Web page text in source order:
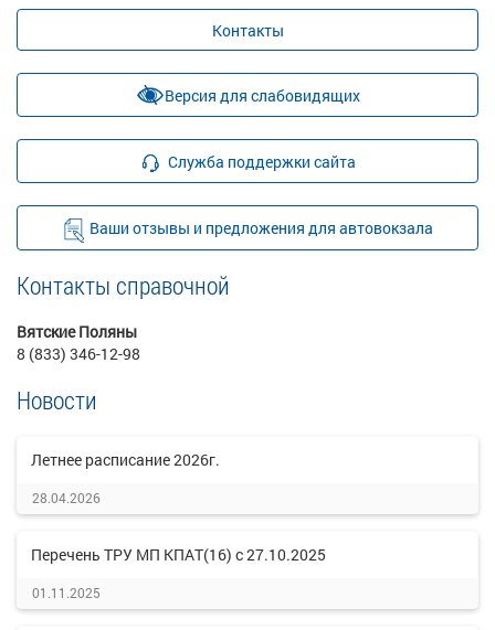
Контакты
Версия для слабовидящих
Служба поддержки сайта
Ваши отзывы и предложения для автовокзала
Контакты справочной
Вятские Поляны
8 (833) 346-12-98
Новости
Летнее расписание 2026г.
28.04.2026
Перечень ТРУ МП КПАТ(16) с 27.10.2025
01.11.2025